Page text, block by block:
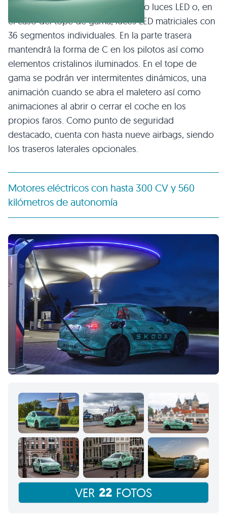
de entre 19 y 21 pulgadas
, así como luces LED o, en
el caso del tope de gama, luces LED matriciales con
36 segmentos individuales. En la parte trasera
mantendrá la forma de C en los pilotos así como
elementos cristalinos iluminados. En el tope de
gama se podrán ver intermitentes dinámicos, una
animación cuando se abra el maletero así como
animaciones al abrir o cerrar el coche en los
propios faros. Como punto de seguridad
destacado, cuenta con hasta nueve airbags, siendo
los traseros laterales opcionales.
Motores eléctricos con hasta 300 CV y 560
kilómetros de autonomía
VER 22 FOTOS